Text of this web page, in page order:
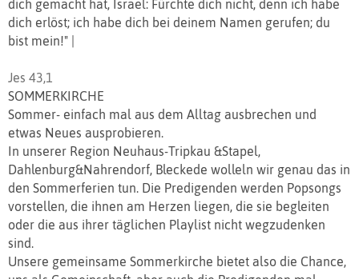
dich gemacht hat, Israel: Fürchte dich nicht, denn ich habe
dich erlöst; ich habe dich bei deinem Namen gerufen; du
bist mein!" |
Jes 43,1
SOMMERKIRCHE
Sommer- einfach mal aus dem Alltag ausbrechen und
etwas Neues ausprobieren.
In unserer Region Neuhaus-Tripkau &Stapel,
Dahlenburg&Nahrendorf, Bleckede wolleln wir genau das in
den Sommerferien tun. Die Predigenden werden Popsongs
vorstellen, die ihnen am Herzen liegen, die sie begleiten
oder die aus ihrer täglichen Playlist nicht wegzudenken
sind.
Unsere gemeinsame Sommerkirche bietet also die Chance,